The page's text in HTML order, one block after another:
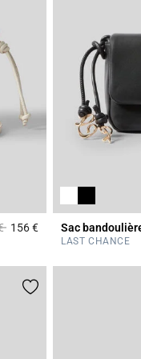
à partir de
à156 €4,1 out of 5
Sac
LAST CHANCE